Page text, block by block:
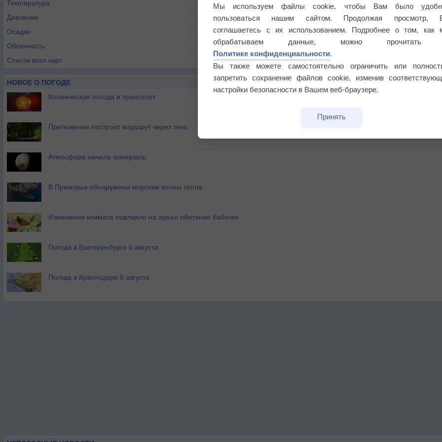
Температура
Давление
Осадки
Облачность
Список всех карт
НОВОЕ О ПОГОДЕ
Космическая погода и транспорт
Приложение построит маршрут через тень
Атмосфера начала замерзать
В Приморье обнаружены морские волны тепла
Изменение климата повлияло на ареал обитания бабочек
Погода в Екатеринбурге 6 августа
Погода в Краснодаре 6 августа
Мы используем файлы cookie, чтобы Вам было
пользоваться нашим сайтом. Продолжая просмотр,
соглашаетесь с их использованием. Подробнее о том, как
обрабатываем данные, можно прочитать
Политике конфиденциальности.
Вы также можете самостоятельно ограничить или
запретить сохранение файлов cookie, изменив
настройки безопасности в Вашем веб-браузере.
Принять